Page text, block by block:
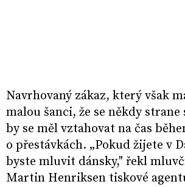
Navrhovaný zákaz, který však
malou šanci, že se někdy
by se měl vztahovat na čas
o přestávkách. „Pokud žijete v
byste mluvit dánsky," řekl
Martin Henriksen tiskové